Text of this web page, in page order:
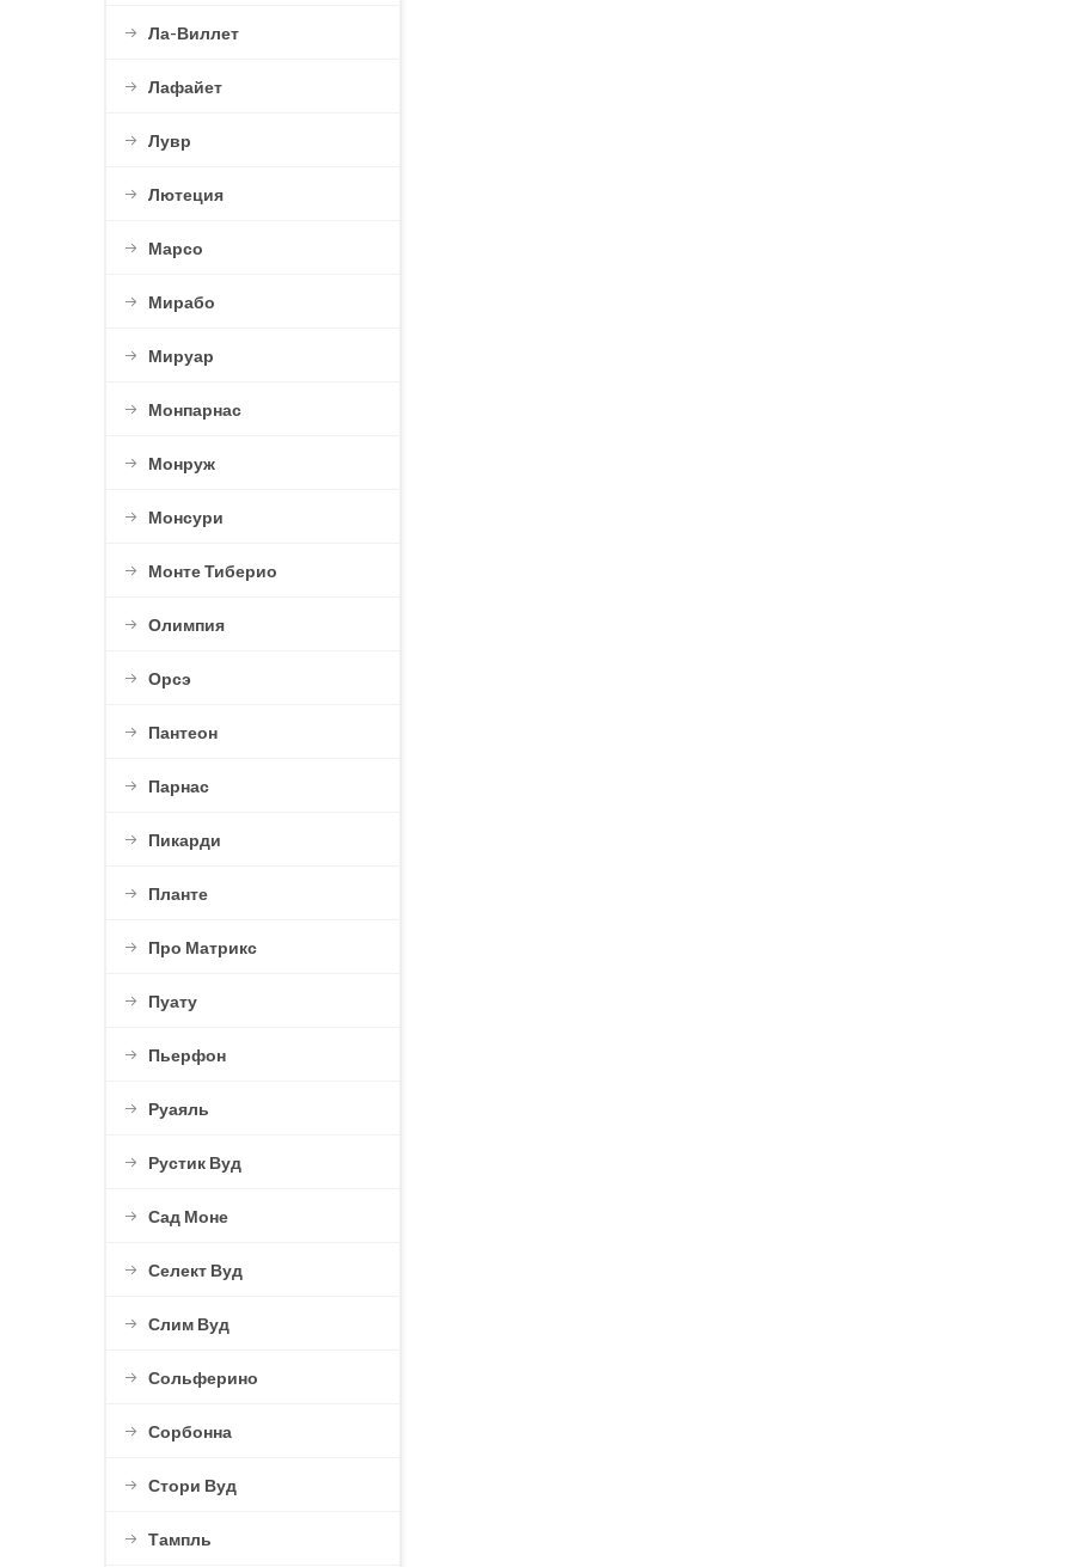
Ла-Виллет
Лафайет
Лувр
Лютеция
Марсо
Мирабо
Мируар
Монпарнас
Монруж
Монсури
Монте Тиберио
Олимпия
Орсэ
Пантеон
Парнас
Пикарди
Планте
Про Матрикс
Пуату
Пьерфон
Руаяль
Рустик Вуд
Сад Моне
Селект Вуд
Слим Вуд
Сольферино
Сорбонна
Стори Вуд
Тампль